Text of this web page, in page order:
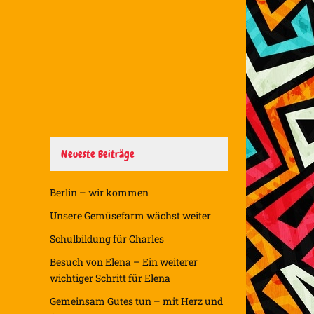
Neueste Beiträge
Berlin – wir kommen
Unsere Gemüsefarm wächst weiter
Schulbildung für Charles
Besuch von Elena – Ein weiterer
wichtiger Schritt für Elena
Gemeinsam Gutes tun – mit Herz und